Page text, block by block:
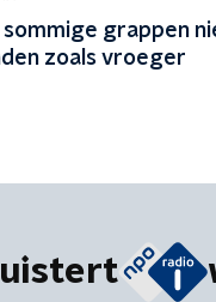
sommige grappen
zoals vroeger